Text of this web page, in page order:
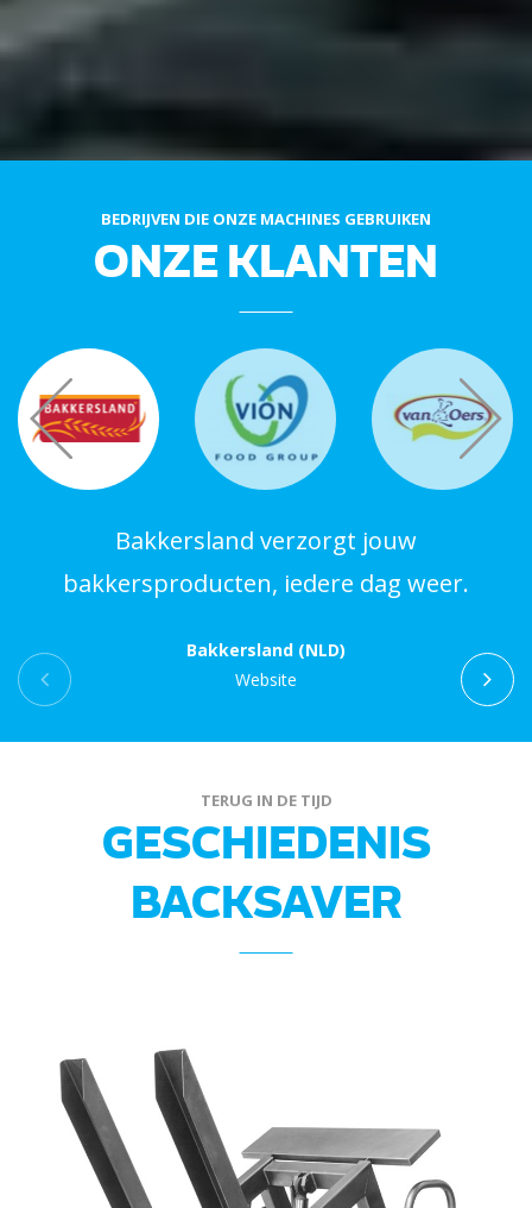
BEDRIJVEN DIE ONZE MACHINES GEBRUIKEN
ONZE KLANTEN
Bakkersland verzorgt jouw
bakkersproducten, iedere dag weer.
Bakkersland (NLD)
Website
TERUG IN DE TIJD
GESCHIEDENIS
BACKSAVER